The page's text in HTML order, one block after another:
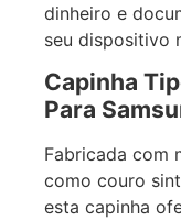
dinheiro e
seu dispositivo
Capinha
Para
Fabricada com
como couro
esta capinha